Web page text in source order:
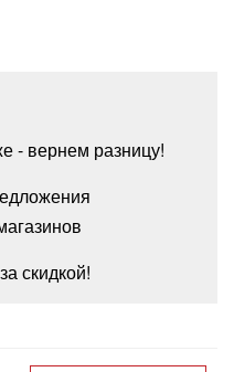
- вернем разницу!
скидкой!